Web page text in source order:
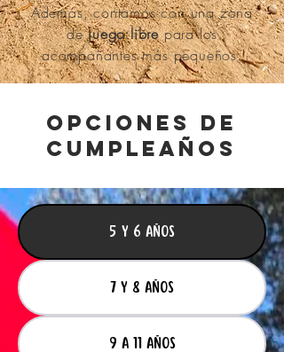
Además, contamos con una zona
dejuego librepara los
acompañantes más pequeños.
OPCIONES DE
CUMPLEAÑOS
5 y 6 años
7 y 8 años
9 a 11 años